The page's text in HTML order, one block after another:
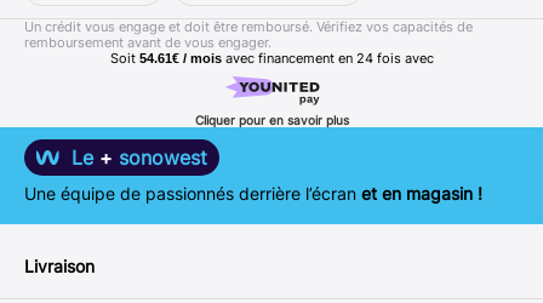
Soit 54.61€ / mois avec financement en 24 fois avec
Cliquer pour en savoir plus
Un crédit vous engage et doit être remboursé. Vérifiez vos capacités de
remboursement avant de vous engager.
Le + sonowest
Une équipe de passionnés derrière l’écran et en magasin !
Livraison